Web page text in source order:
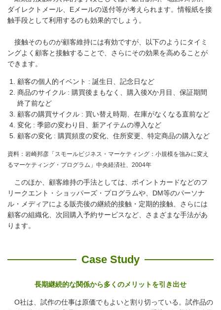
ダイレクトメール、Eメールの送付等が考えられます。情報紙を接
触手段として利用するのも効果的でしょう。
接触そのものが顧客維持には有効ですが、以下のようにタイミ
ングよく顧客と接触することで、さらにその効果を高めることが
できます。
顧客の個人的イベント : 誕生日、記念日など
商品のサイクル : 購買後まもなく、購入後Xか月目、保証期間
終了前など
顧客の購買サイクル : 買い替え時期、在庫がなくなる直前など
変化 : 季節の変わり目、新アイテムの導入など
顧客の変化 : 購買頻度の変化、住所変更、特定商品の購入など
資料：岩崎邦彦「スモールビジネス・マーケティング：小規模を強みに変え
るマーケティング・プログラム」中央経済社、2004年
このほか、顧客維持の手法としては、ポイントカードなどのフ
リークエント・ショッパーズ・プログラムや、DM等のパーソナ
ル・メディアによる販売後の継続的接触・定期的接触、さらには
顧客の組織化、次回購入予約サービスなど、さまざまな手法があ
ります。
Case Study
長期継続的な関係から多くのメリットを引き出せ
O社は、試作の仕事は原価でもよいと割り切っている。試作品の